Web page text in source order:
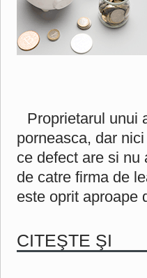
Proprietarul unui
porneasca, dar
ce defect are si
de catre firma de
este oprit aproape
CITEŞTE ŞI